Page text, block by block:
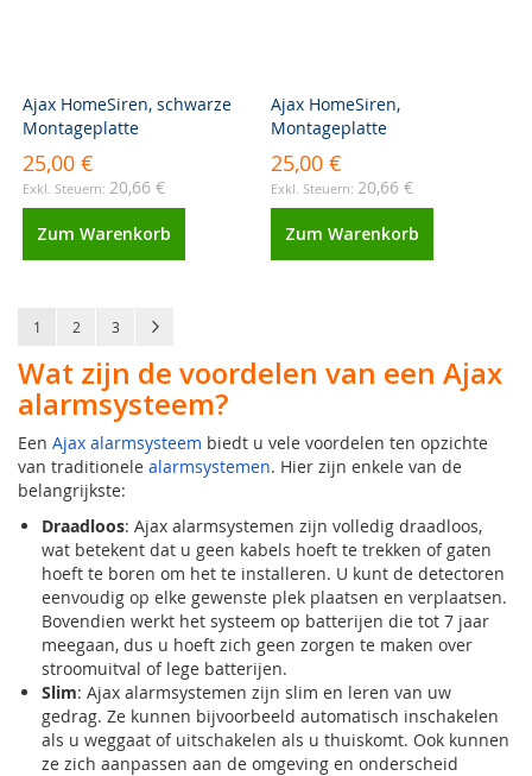
Ajax HomeSiren, schwarze
Montageplatte
25,00 €
20,66 €
Zum Warenkorb
Ajax HomeSiren,
Montageplatte
25,00 €
20,66 €
Zum Warenkorb
SeiteSie lesen gerade die Seite
1 Seite
2 Seite
3
Wat zijn de voordelen van een Ajax
alarmsysteem?
Een Ajax alarmsysteem biedt u vele voordelen ten opzichte
van traditionele alarmsystemen. Hier zijn enkele van de
belangrijkste:
Draadloos: Ajax alarmsystemen zijn volledig draadloos,
wat betekent dat u geen kabels hoeft te trekken of gaten
hoeft te boren om het te installeren. U kunt de detectoren
eenvoudig op elke gewenste plek plaatsen en verplaatsen.
Bovendien werkt het systeem op batterijen die tot 7 jaar
meegaan, dus u hoeft zich geen zorgen te maken over
stroomuitval of lege batterijen.
Slim: Ajax alarmsystemen zijn slim en leren van uw
gedrag. Ze kunnen bijvoorbeeld automatisch inschakelen
als u weggaat of uitschakelen als u thuiskomt. Ook kunnen
ze zich aanpassen aan de omgeving en onderscheid